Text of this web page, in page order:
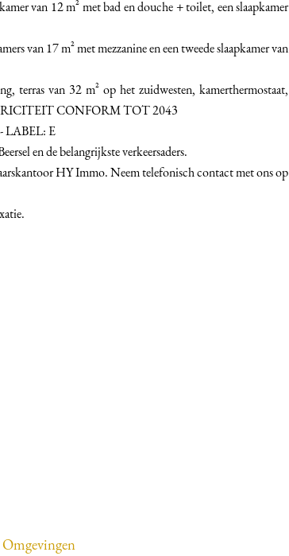
van 12 m² met bad en douche + toilet, een slaapkamer
van 17 m² met mezzanine en een tweede slaapkamer van
terras van 32 m² op het zuidwesten, kamerthermostaat,
CONFORM TOT 2043
LABEL: E
en de belangrijkste verkeersaders.
HY Immo. Neem telefonisch contact met ons op
Omgevingen